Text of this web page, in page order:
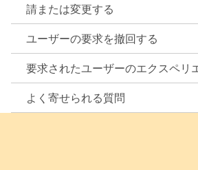
請または変更する
ユーザーの要求を撤回する
要求されたユーザーのエクスペリ
よく寄せられる質問